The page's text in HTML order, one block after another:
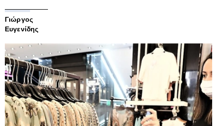
Γιώργος
Ευγενίδης